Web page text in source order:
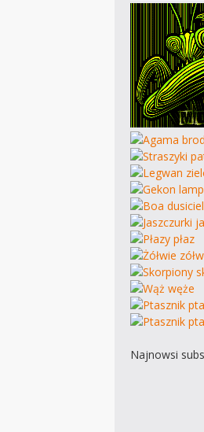
Najnowsi